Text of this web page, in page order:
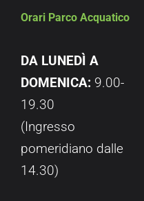
Orari Parco Acquatico
DA LUNEDÌ A
DOMENICA: 9.00-
19.30
(Ingresso
pomeridiano dalle
14.30)